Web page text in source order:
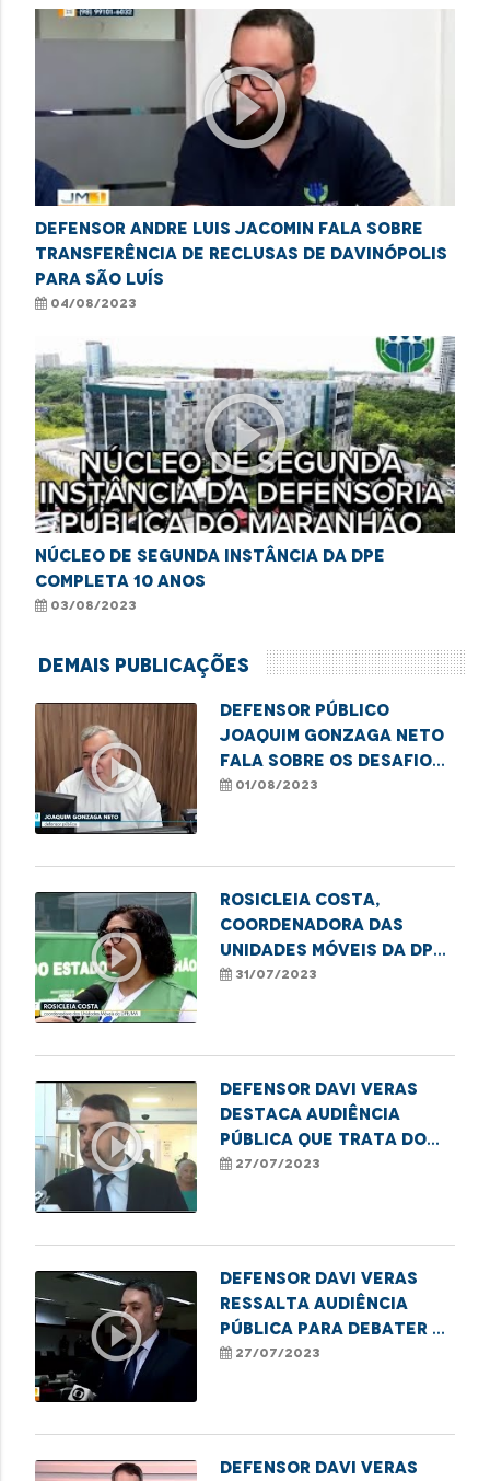
play_circle_outline
Defensor Andre Luis Jacomin fala sobre
transferência de reclusas de Davinópolis
para São Luís
04/08/2023
play_circle_outline
NÚCLEO DE SEGUNDA INSTÂNCIA DA DPE
COMPLETA 10 ANOS
03/08/2023
Demais Publicações
play_circle_outline
Defensor público
Joaquim Gonzaga Neto
fala sobre os desafios
enfrentados por
01/08/2023
play_circle_outline
Rosicleia Costa,
coordenadora das
unidades móveis da DPE,
fala sobre os serviços
31/07/2023
play_circle_outline
Defensor Davi Veras
destaca audiência
pública que trata do
déficit de vagas na
27/07/2023
play_circle_outline
Defensor Davi Veras
ressalta audiência
pública para debater a
falta de vagas nas
27/07/2023
Defensor Davi Veras